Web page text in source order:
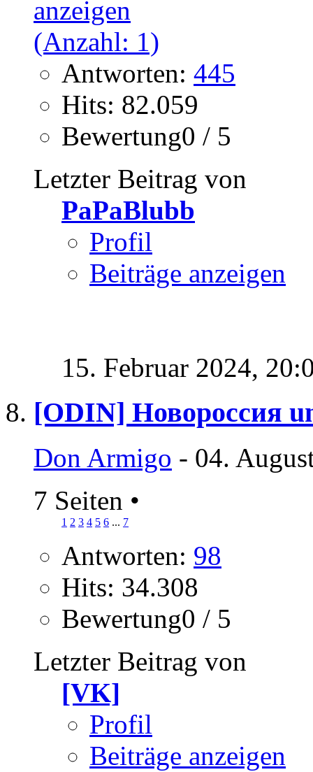
Antworten: 445
Hits: 82.059
Bewertung0 / 5
Letzter Beitrag von
PaPaBlubb
Profil
Beiträge anzeigen
15. Februar 2024,
[ODIN] Новороссия
Don Armigo - 04.
7 Seiten •
1 2 3 4 5 6 ... 7
Antworten: 98
Hits: 34.308
Bewertung0 / 5
Letzter Beitrag von
[VK]
Profil
Beiträge anzeigen